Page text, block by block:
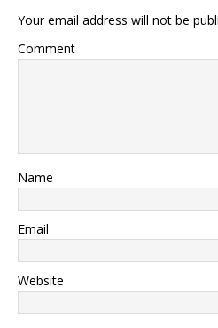
Your email address will not be
Comment
Name
Email
Website